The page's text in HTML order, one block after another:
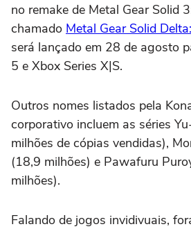
no remake de Metal Gear Solid
chamado Metal Gear Solid
será lançado em 28 de agosto
5 e Xbox Series X|S.
Outros nomes listados pela
corporativo incluem as séries
milhões de cópias vendidas),
(18,9 milhões) e Pawafuru
milhões).
Falando de jogos invidivuais,